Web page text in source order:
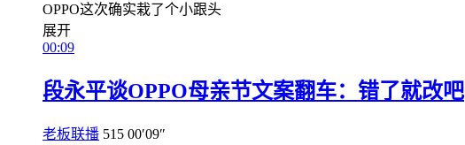
OPPO这次确实栽了个小跟头
展开
00:09
段永平谈OPPO母亲节文案翻车：错了就改吧
老板联播 515 00′09″